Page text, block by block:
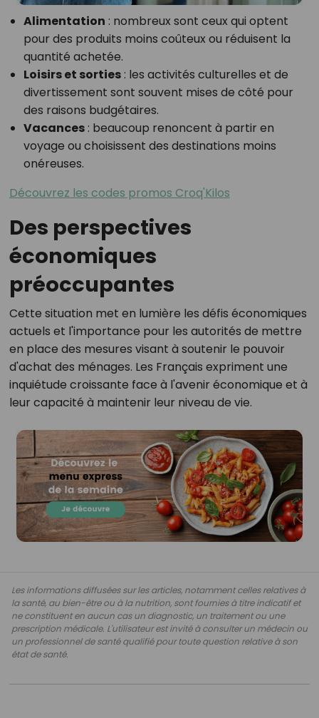
Alimentation : nombreux sont ceux qui optent
pour des produits moins coûteux ou réduisent la
quantité achetée.
Loisirs et sorties: les activités culturelles et de
divertissement sont souvent mises de côté pour
des raisons budgétaires.
Vacances: beaucoup renoncent à partir en
voyage ou choisissent des destinations moins
onéreuses.
Découvrez les codes promos Croq'Kilos
Des perspectives
économiques
préoccupantes
Cette situation met en lumière les défis économiques
actuels et l'importance pour les autorités de mettre
en place des mesures visant à soutenir le pouvoir
d'achat des ménages. Les Français expriment une
inquiétude croissante face à l'avenir économique et à
leur capacité à maintenir leur niveau de vie.
Les informations diffusées sur les articles, notamment celles relatives à
la santé, au bien-être ou à la nutrition, sont fournies à titre indicatif et
ne constituent en aucun cas un diagnostic, un traitement ou une
prescription médicale. L'utilisateur est invité à consulter un médecin ou
un professionnel de santé qualifié pour toute question relative à son
état de santé.